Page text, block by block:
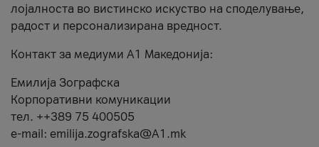
лојалноста во вистинско искуство на споделување,
радост и персонализирана вредност.
Контакт за медиуми А1 Македонија:
Емилија Зографска
Корпоративни комуникации
тел. ++389 75 400505
e-mail: emilija.zografska@A1.mk